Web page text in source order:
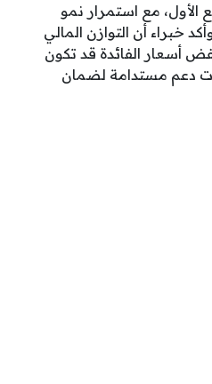
الأول، مع استمرار نمو
خبراء أن التوازن المالي
أسعار الفائدة قد تكون
دعم مستدامة لضمان